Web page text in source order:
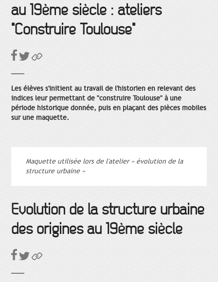
au 19ème siècle : ateliers
"Construire Toulouse"
Les élèves s'initient au travail de l'historien en relevant des
indices leur permettant de "construire Toulouse" à une
période historique donnée, puis en plaçant des pièces mobiles
sur une maquette.
Maquette utilisée lors de l'atelier « évolution de la
structure urbaine »
Évolution de la structure urbaine
des origines au 19ème siècle